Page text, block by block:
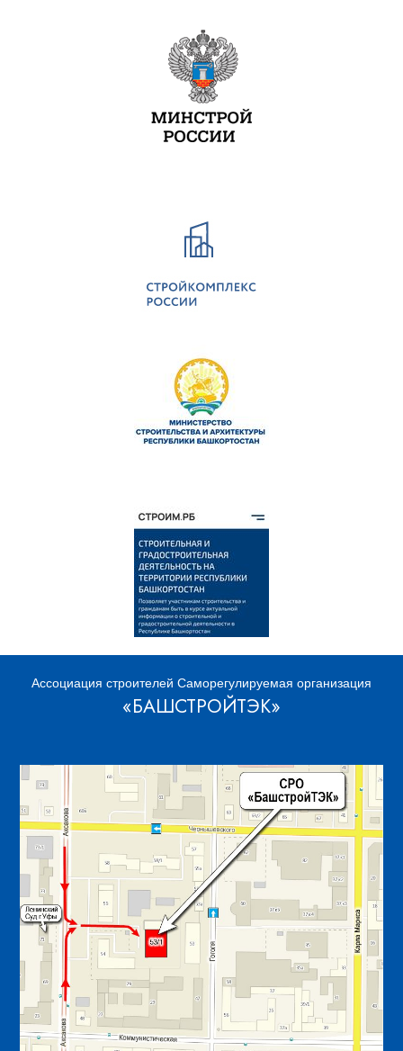
Ассоциация строителей Саморегулируемая организация
«БАШСТРОЙТЭК»